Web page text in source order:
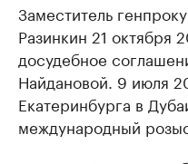
Заместитель
Разинкин 21 октября
досудебное
Найдановой. 9 июля
Екатеринбурга в
международный